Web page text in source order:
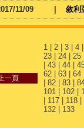
11/09 敘利
1 2 3 4
23
24 25
43 44
62
63 64
82 83
101
102
117 118
132
133